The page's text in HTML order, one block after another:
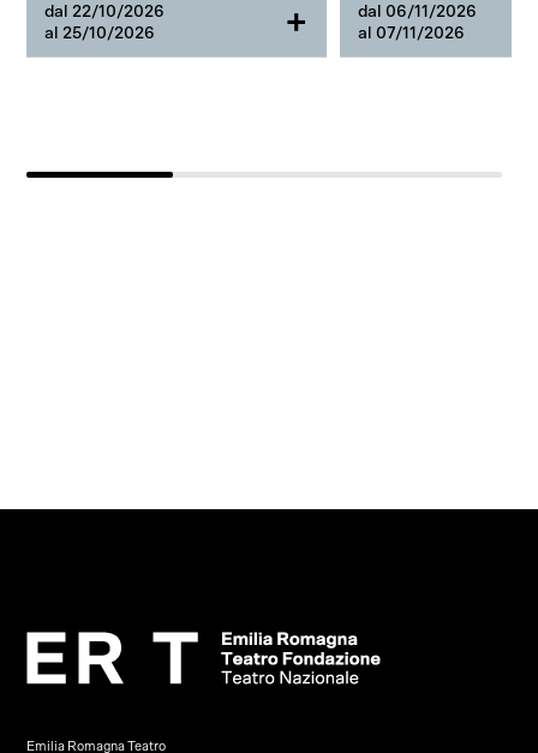
dal 22/10/2026
al 25/10/2026
+
dal 06/11/2026
al 07/11/2026
Emilia Romagna Teatro